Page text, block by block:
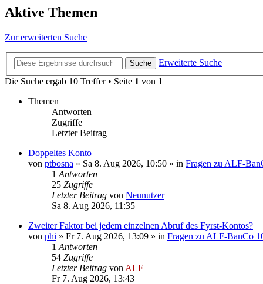
Aktive Themen
Zur erweiterten Suche
Suche
Erweiterte Suche
Die Suche ergab 10 Treffer • Seite 1 von 1
Themen
Antworten
Zugriffe
Letzter Beitrag
Doppeltes Konto
von ptbosna » Sa 8. Aug 2026, 10:50 » in Fragen zu ALF-
1 Antworten
25 Zugriffe
Letzter Beitrag von Neunutzer
Sa 8. Aug 2026, 11:35
Zweiter Faktor bei jedem einzelnen Abruf des Fyrst-Kontos?
von phi » Fr 7. Aug 2026, 13:09 » in Fragen zu ALF-BanCo
1 Antworten
54 Zugriffe
Letzter Beitrag von ALF
Fr 7. Aug 2026, 13:43